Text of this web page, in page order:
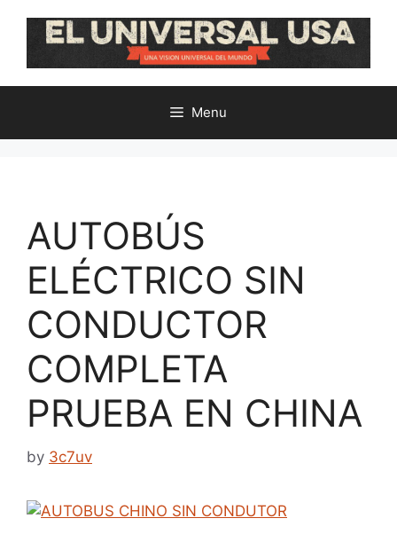
Menu
AUTOBÚS
ELÉCTRICO SIN
CONDUCTOR
COMPLETA
PRUEBA EN CHINA
by 3c7uv